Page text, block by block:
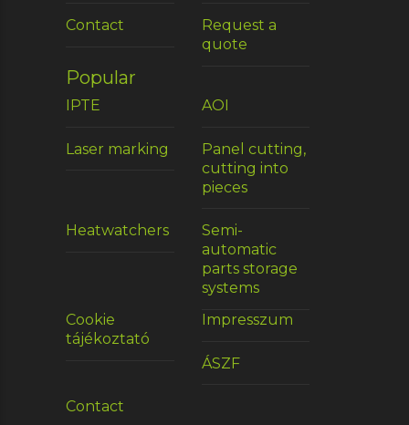
Contact
Request a
quote
Popular
IPTE AOI
Laser marking
Panel cutting,
cutting into
pieces
Heatwatchers
Semi-
automatic
parts storage
systems
Cookie
tájékoztató
Impresszum
ÁSZF
Contact